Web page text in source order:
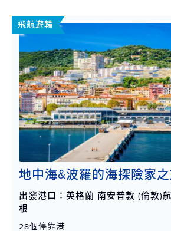
飛航遊輪
地中海&波羅的海探險家
出發港口：英格蘭 南安普敦 (倫敦)
根
28個停靠港